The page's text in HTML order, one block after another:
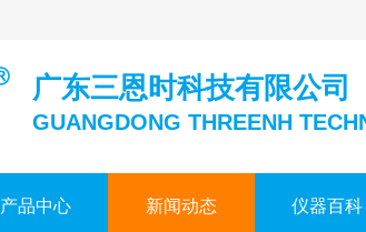
广东三恩时科技有限公司
GUANGDONG THREENH
产品中心 新闻动态 仪器百科